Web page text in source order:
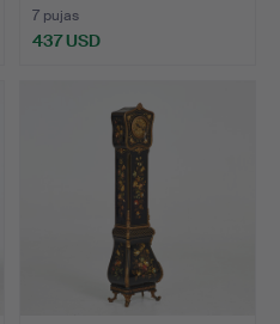
7 pujas
437 USD